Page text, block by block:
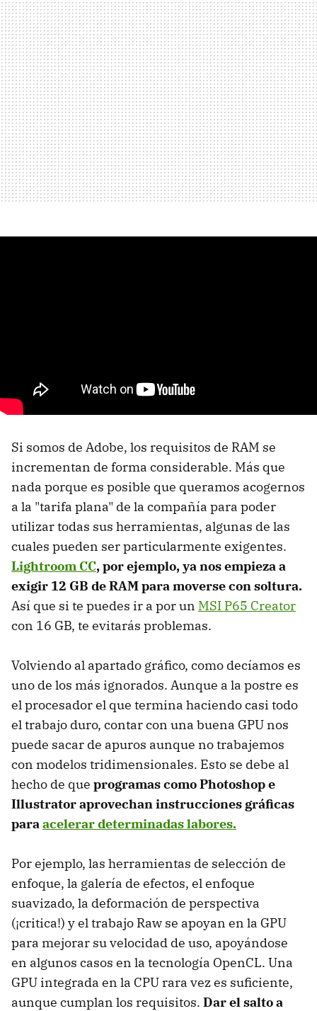
Si somos de Adobe, los requisitos de RAM se
incrementan de forma considerable. Más que
nada porque es posible que queramos acogernos
a la "tarifa plana" de la compañía para poder
utilizar todas sus herramientas, algunas de las
cuales pueden ser particularmente exigentes.
Lightroom CC, por ejemplo, ya nos empieza a
exigir 12 GB de RAM para moverse con soltura.
Así que si te puedes ir a por un MSI P65 Creator
con 16 GB, te evitarás problemas.
Volviendo al apartado gráfico, como decíamos es
uno de los más ignorados. Aunque a la postre es
el procesador el que termina haciendo casi todo
el trabajo duro, contar con una buena GPU nos
puede sacar de apuros aunque no trabajemos
con modelos tridimensionales. Esto se debe al
hecho de que programas como Photoshop e
Illustrator aprovechan instrucciones gráficas
para acelerar determinadas labores.
Por ejemplo, las herramientas de selección de
enfoque, la galería de efectos, el enfoque
suavizado, la deformación de perspectiva
(¡critica!) y el trabajo Raw se apoyan en la GPU
para mejorar su velocidad de uso, apoyándose
en algunos casos en la tecnología OpenCL. Una
GPU integrada en la CPU rara vez es suficiente,
aunque cumplan los requisitos. Dar el salto a